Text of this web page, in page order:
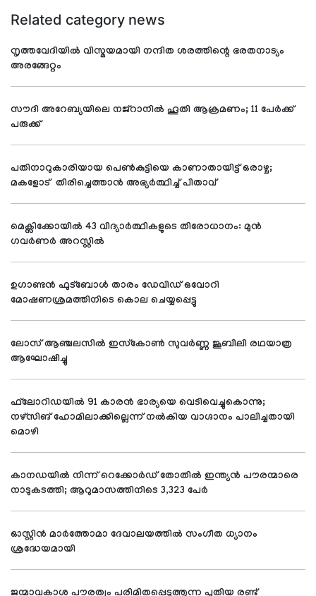
Related category news
നൃത്തവേദിയില്‍ വിസ്മയമായി നന്ദിത ശരത്തിന്റെ ഭരതനാട്യം
അരങ്ങേറ്റം
സൗദി അറേബ്യയിലെ നജ്റാനില്‍ ഹൂതി ആക്രമണം; 11 പേര്‍ക്ക്
പരുക്ക്
പതിനാറുകാരിയായ പെണ്‍കുട്ടിയെ കാണാതായിട്ട് ഒരാഴ്ച;
മകളോട് തിരിച്ചെത്താന്‍ അഭ്യര്‍ത്ഥിച്ച് പിതാവ്
മെക്സിക്കോയില്‍ 43 വിദ്യാര്‍ത്ഥികളുടെ തിരോധാനം: മുന്‍
ഗവര്‍ണര്‍ അറസ്റ്റില്‍
ഉഗാണ്ടന്‍ ഫുട്‌ബോള്‍ താരം ഡേവിഡ് ഒവോറി
മോഷണശ്രമത്തിനിടെ കൊല ചെയ്യപ്പെട്ടു
ലോസ് ആഞ്ചലസില്‍ ഇസ്‌കോണ്‍ സുവര്‍ണ്ണ ജൂബിലി രഥയാത്ര
ആഘോഷിച്ചു
ഫ്‌ലോറിഡയില്‍ 91 കാരന്‍ ഭാര്യയെ വെടിവെച്ചുകൊന്നു;
നഴ്‌സിങ് ഹോമിലാക്കില്ലെന്ന് നല്‍കിയ വാഗ്ദാനം പാലിച്ചതായി
മൊഴി
കാനഡയില്‍ നിന്ന് റെക്കോര്‍ഡ് തോതില്‍ ഇന്ത്യന്‍ പൗരന്മാരെ
നാടുകടത്തി; ആറുമാസത്തിനിടെ 3,323 പേര്‍
ഓസ്റ്റിന്‍ മാര്‍ത്തോമാ ദേവാലയത്തില്‍ സംഗീത ധ്യാനം
ശ്രദ്ധേയമായി
ജന്മാവകാശ പൗരത്വം പരിമിതപ്പെടുത്തുന്ന പുതിയ രണ്ട്